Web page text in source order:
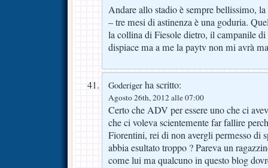
Andare allo stadio è sempre bellissimo,
– tre mesi di astinenza è una goduria.
la collina di Fiesole dietro, il campanile
dispiace ma a me la paytv non mi avrà
Goderiger ha scritto:
Agosto 26th, 2012 alle 07:00
Certo che ADV per essere uno che ci
che ci voleva scientemente far fallire
Fiorentini, rei di non avergli permesso di
abbia esultato troppo ? Pareva un
come lui ma qualcuno in questo blog